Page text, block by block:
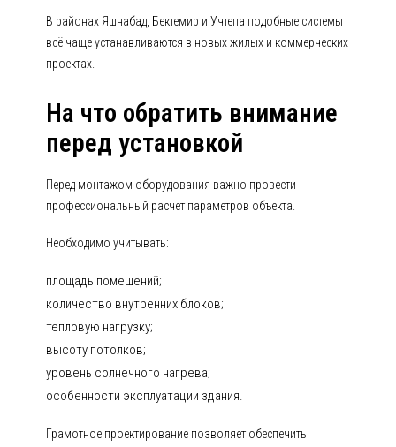
В районах Яшнабад, Бектемир и Учтепа подобные системы
всё чаще устанавливаются в новых жилых и коммерческих
проектах.
На что обратить внимание
перед установкой
Перед монтажом оборудования важно провести
профессиональный расчёт параметров объекта.
Необходимо учитывать:
площадь помещений;
количество внутренних блоков;
тепловую нагрузку;
высоту потолков;
уровень солнечного нагрева;
особенности эксплуатации здания.
Грамотное проектирование позволяет обеспечить